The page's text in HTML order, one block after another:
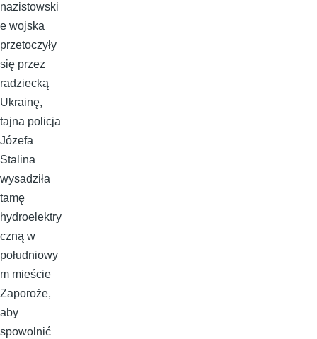
nazistowski
e wojska
przetoczyły
się przez
radziecką
Ukrainę,
tajna policja
Józefa
Stalina
wysadziła
tamę
hydroelektry
czną w
południowy
m mieście
Zaporoże,
aby
spowolnić